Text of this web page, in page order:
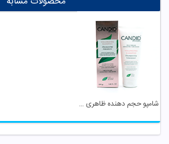
شامپو حجم دهنده ظاهری موهای نازک کاندید